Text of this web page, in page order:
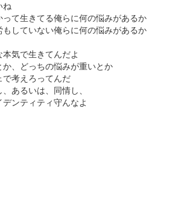
ね
って生きてる俺らに何の悩みがあるか
もしていない俺らに何の悩みがあるか
気で生きてんだよ
か、どっちの悩みが重いとか
で考えろってんだ
あるいは、同情し、
ンティティ守んなよ